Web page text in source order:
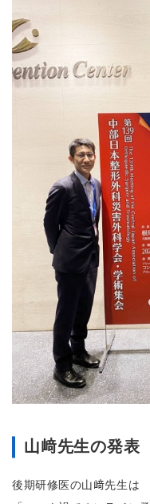
山﨑先生の発表
後期研修医の山﨑先生は